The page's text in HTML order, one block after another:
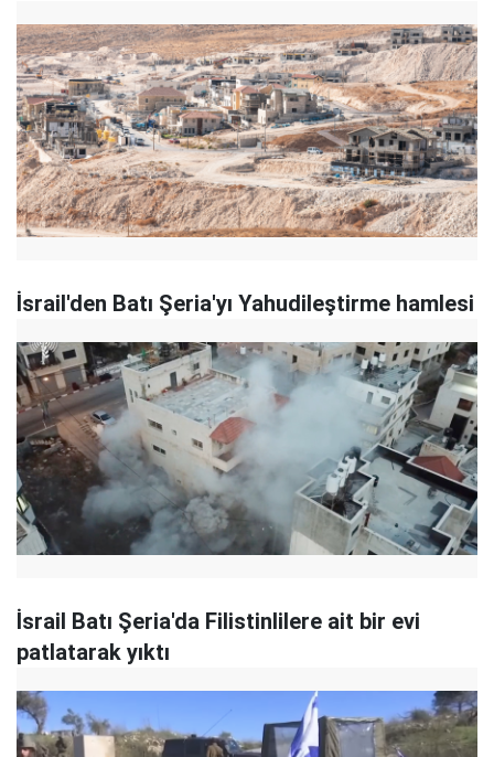
İsrail'den Batı Şeria'yı Yahudileştirme hamlesi
İsrail Batı Şeria'da Filistinlilere ait bir evi
patlatarak yıktı